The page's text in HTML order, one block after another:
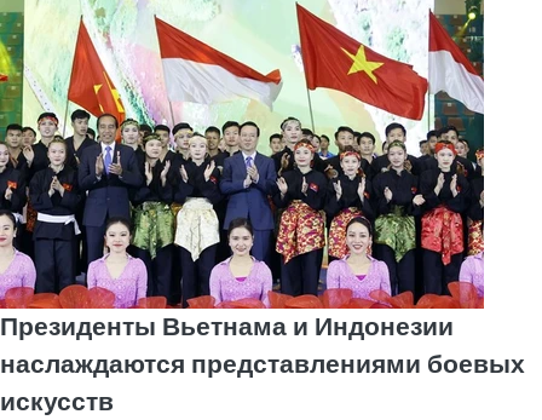
Президенты Вьетнама и Индонезии
наслаждаются представлениями боевых
искусств